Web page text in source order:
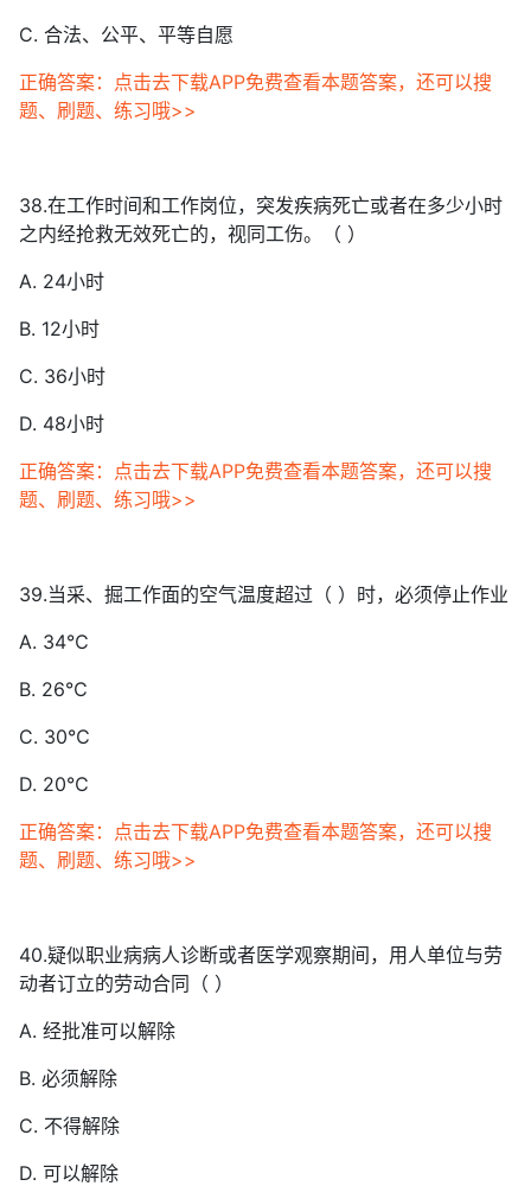
C. 合法、公平、平等自愿
正确答案：点击去下载APP免费查看本题答案，还可以搜
题、刷题、练习哦>>
38.在工作时间和工作岗位，突发疾病死亡或者在多少小时
之内经抢救无效死亡的，视同工伤。（ ）
A. 24小时
B. 12小时
C. 36小时
D. 48小时
正确答案：点击去下载APP免费查看本题答案，还可以搜
题、刷题、练习哦>>
39.当采、掘工作面的空气温度超过（ ）时，必须停止作业
A. 34℃
B. 26℃
C. 30℃
D. 20℃
正确答案：点击去下载APP免费查看本题答案，还可以搜
题、刷题、练习哦>>
40.疑似职业病病人诊断或者医学观察期间，用人单位与劳
动者订立的劳动合同（ ）
A. 经批准可以解除
B. 必须解除
C. 不得解除
D. 可以解除